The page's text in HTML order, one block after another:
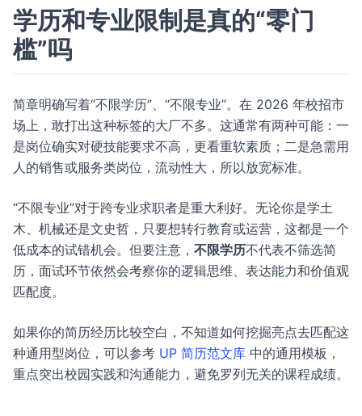
学历和专业限制是真的“零门
槛”吗
简章明确写着“不限学历”、“不限专业”。在 2026 年校招市
场上，敢打出这种标签的大厂不多。这通常有两种可能：一
是岗位确实对硬技能要求不高，更看重软素质；二是急需用
人的销售或服务类岗位，流动性大，所以放宽标准。
“不限专业”对于跨专业求职者是重大利好。无论你是学土
木、机械还是文史哲，只要想转行教育或运营，这都是一个
低成本的试错机会。但要注意， 不限学历不代表不筛选简
历，面试环节依然会考察你的逻辑思维、表达能力和价值观
匹配度。
如果你的简历经历比较空白，不知道如何挖掘亮点去匹配这
种通用型岗位，可以参考 UP 简历范文库 中的通用模板，
重点突出校园实践和沟通能力，避免罗列无关的课程成绩。